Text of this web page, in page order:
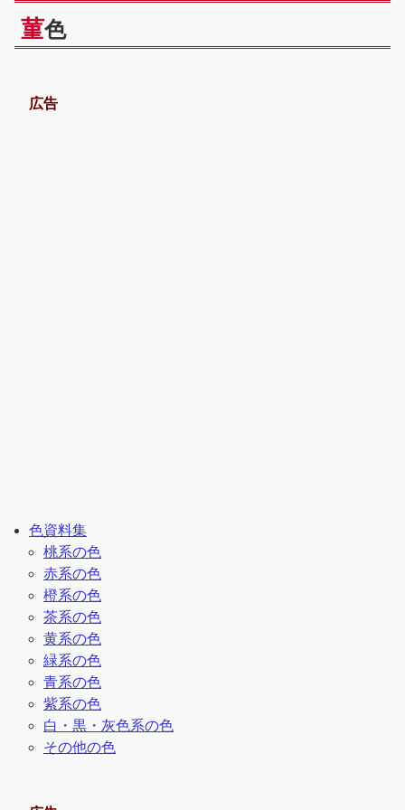
菫色
広告
色資料集
桃系の色
赤系の色
橙系の色
茶系の色
黄系の色
緑系の色
青系の色
紫系の色
白・黒・灰色系の色
その他の色